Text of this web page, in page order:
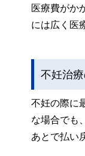
医療費がか
には広く医
不妊治
不妊の際に
な場合でも
あとで払い